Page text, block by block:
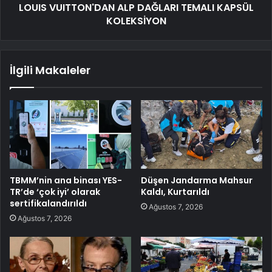
LOUIS VUITTON'DAN ALP DAĞLARI TEMALI KAPSÜL
KOLEKSİYON
İlgili Makaleler
TBMM’nin ana binası YES-
TR’de ‘çok iyi’ olarak
sertifikalandırıldı
Ağustos 7, 2026
Düşen Jandarma Mahsur
Kaldı, Kurtarıldı
Ağustos 7, 2026